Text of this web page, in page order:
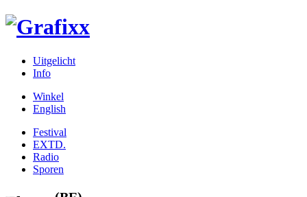
Uitgelicht
Info
Winkel
English
Festival
EXTD.
Radio
Sporen